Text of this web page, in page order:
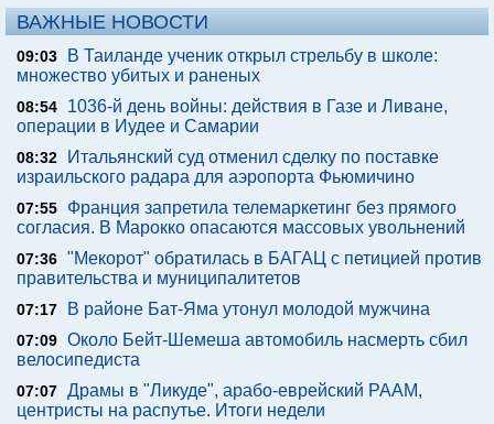
ВАЖНЫЕ НОВОСТИ
09:03
В Таиланде ученик открыл стрельбу в школе:
множество убитых и раненых
08:54
1036-й день войны: действия в Газе и Ливане,
операции в Иудее и Самарии
08:32
Итальянский суд отменил сделку по поставке
израильского радара для аэропорта Фьюмичино
07:55
Франция запретила телемаркетинг без прямого
согласия. В Марокко опасаются массовых увольнений
07:36 "Мекорот" обратилась в БАГАЦ с петицией против
правительства и муниципалитетов
07:17 В районе Бат-Яма утонул молодой мужчина
07:09 Около Бейт-Шемеша автомобиль насмерть сбил
велосипедиста
07:07 Драмы в "Ликуде", арабо-еврейский РААМ,
центристы на распутье. Итоги недели